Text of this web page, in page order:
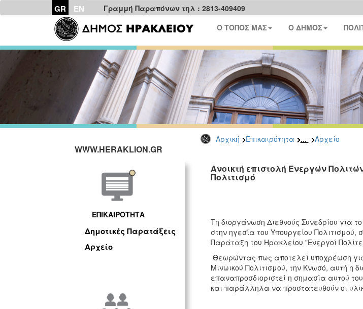
GR EN Γραμμή Παραπόνων τηλ : 2813-409409
Ο ΤΟΠΟΣ ΜΑΣ Ο ΔΗΜΟΣ
Αρχική Επικαιρότητα ... Αρχείο
WWW.HERAKLION.GR
ΕΠΙΚΑΙΡΟΤΗΤΑ
Δημοτικές Παρατάξεις
Αρχείο
Ανοικτή επιστολή Ενεργών
Πολιτισμό
Τη διοργάνωση Διεθνούς Συνεδρίου για
στην ηγεσία του Υπουργείου Πολιτισμού,
Παράταξη του Ηρακλείου "Ενεργοί
Θεωρώντας πως αποτελεί υποχρέωση
Μινωικού Πολιτισμού, την Κνωσό, αυτή η
επαναπροσδιοριστεί η σημασία αυτού
και παράλληλα να προστατευθούν οι